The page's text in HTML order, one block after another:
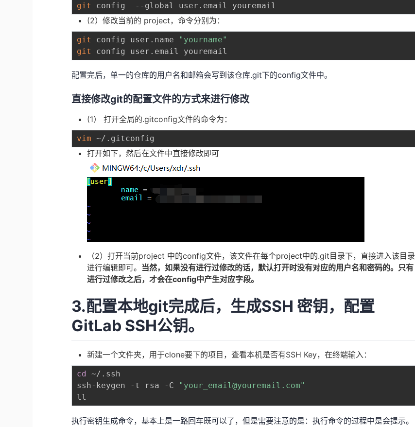
git
(2）修改当前的 project，命令分别为：
git config user.name "yourname"
git
配置完后，单一的仓库的用户名和邮箱会写到该仓库.git下的config文件中。
直接修改git的配置文件的方式来进行修改
(1） 打开全局的.gitconfig文件的命令为：
vim
打开如下，然后在文件中直接修改即可
（2）打开当前project 中的config文件，该文件在每个project中的.git目录下，直接进入该目录
进行编辑即可。 当然，如果没有进行过修改的话，默认打开时没有对应的用户名和密码的。只有
进行过修改之后，才会在config中产生对应字段。
3.配置本地git完成后，生成SSH 密钥，配置
GitLab SSH公钥。
新建一个文件夹，用于clone要下的项目，查看本机是否有SSH Key，在终端输入：
cd
~/.ssh
ssh-keygen -t rsa -C "your_email@youremail.com"
执行密钥生成命令，基本上是一路回车既可以了，但是需要注意的是：执行命令的过程中是会提示。